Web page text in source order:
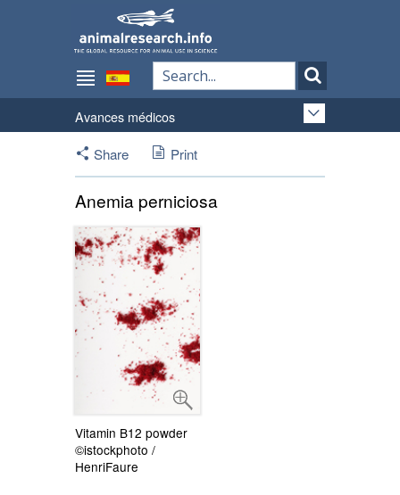
Avances médicos
Share
Print
Anemia perniciosa
Vitamin B12 powder
©istockphoto /
HenriFaure